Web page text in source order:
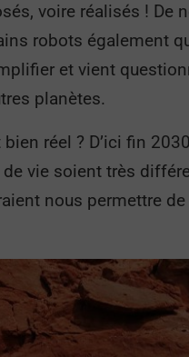
voire réalisés ! De
robots également
et vient
planètes.
réel ? D’ici fin
vie soient très
nous permettre